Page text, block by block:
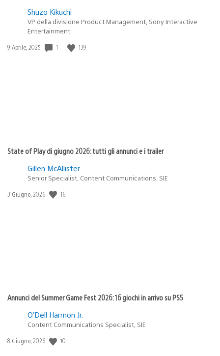
Shuzo Kikuchi
VP della divisione Product Management, Sony Interactive
Entertainment
Data
9 Aprile, 2025 1 139
State of Play di giugno 2026: tutti gli annunci e i trailer
Gillen McAllister
Senior Specialist, Content Communications, SIE
Data
3 Giugno, 2026 16
Annunci del Summer Game Fest 2026: 16 giochi in arrivo su PS5
O’Dell Harmon Jr.
Content Communications Specialist, SIE
Data
8 Giugno, 2026 10